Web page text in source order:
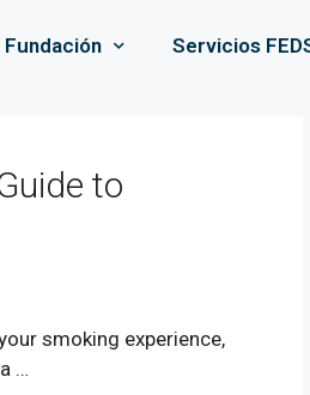
Fundación Servicios
to
smoking experience,
…